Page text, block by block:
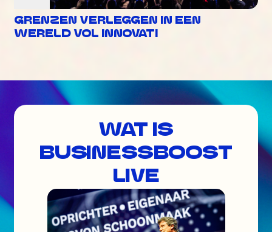
GRENZEN VERLEGGEN IN EEN
WERELD VOL INNOVATI
WAT IS
BUSINESSBOOST
LIVE